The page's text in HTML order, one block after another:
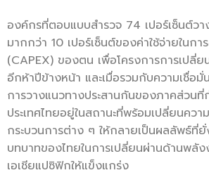
องค์กรที่ตอบแบบสำรวจ 74 เปอร์เซ็นต์ว
มากกว่า 10 เปอร์เซ็นต์ของค่าใช้จ่ายในกา
(CAPEX) ของตน เพื่อโครงการการเปลี่
อีกห้าปีข้างหน้า และเมื่อรวมกับความเชื่อมั่
การวางแนวทางประสานกันของภาคส่วนที่
ประเทศไทยอยู่ในสถานะที่พร้อมเปลี่ยนคว
กระบวนการต่าง ๆ ให้กลายเป็นผลลัพธ์ที่ยั่
บทบาทของไทยในการเปลี่ยนผ่านด้านพลั
เอเชียแปซิฟิกให้แข็งแกร่ง